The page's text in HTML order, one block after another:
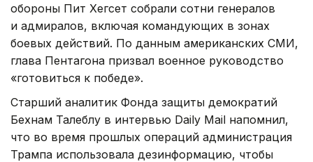
обороны Пит Хегсет собрали сотни генералов
и адмиралов, включая командующих в зонах
боевых действий. По данным американских СМИ,
глава Пентагона призвал военное руководство
«готовиться к победе».
Старший аналитик Фонда защиты демократий
Бехнам Талеблу в интервью Daily Mail напомнил,
что во время прошлых операций администрация
Трампа использовала дезинформацию, чтобы